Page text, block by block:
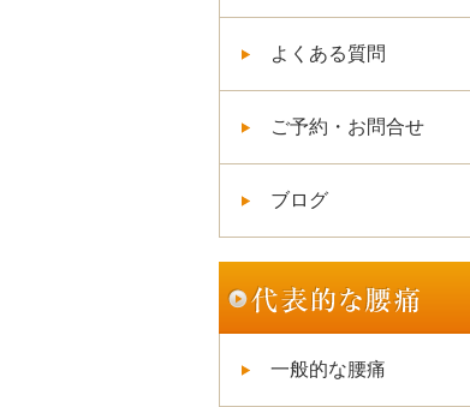
よくある質問
ご予約・お問合せ
ブログ
一般的な腰痛